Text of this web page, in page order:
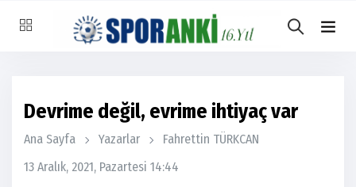
Devrime değil, evrime ihtiyaç var
Ana Sayfa Yazarlar
Fahrettin TÜRKCAN
13 Aralık, 2021, Pazartesi 14:44